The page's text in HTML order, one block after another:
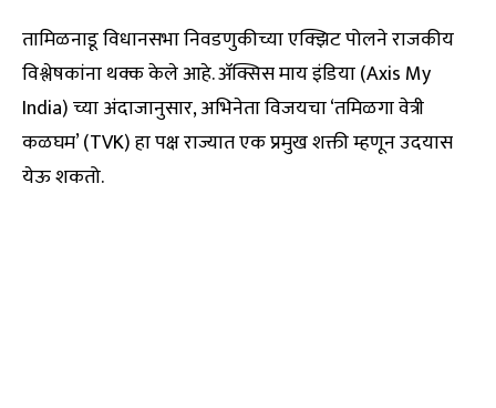
तामिळनाडू विधानसभा निवडणुकीच्या एक्झिट पोलने राजकीय
विश्लेषकांना थक्क केले आहे. ॲक्सिस माय इंडिया (Axis My
India) च्या अंदाजानुसार, अभिनेता विजयचा ‘तमिळगा वेत्री
कळघम’ (TVK) हा पक्ष राज्यात एक प्रमुख शक्ती म्हणून उदयास
येऊ शकतो.